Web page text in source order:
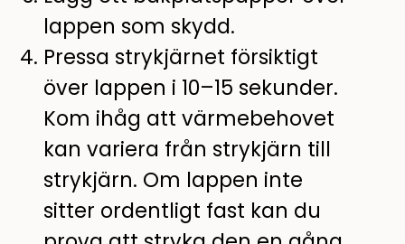
lappen som skydd.
Pressa strykjärnet försiktigt
över lappen i 10–15 sekunder.
Kom ihåg att värmebehovet
kan variera från strykjärn till
strykjärn. Om lappen inte
sitter ordentligt fast kan du